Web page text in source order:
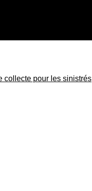
collecte pour les sinistrés